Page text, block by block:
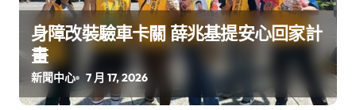
身障改裝驗車卡關 薛兆基提安心回家計
畫
新聞中心 7 月 17, 2026